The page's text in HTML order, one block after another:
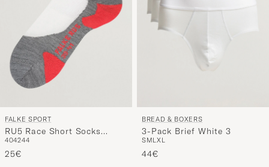
FALKE SPORT
RU5 Race Short Socks
White Mix
404244
25€
BREAD & BOXERS
3-Pack Brief White 3
SMLXL
44€